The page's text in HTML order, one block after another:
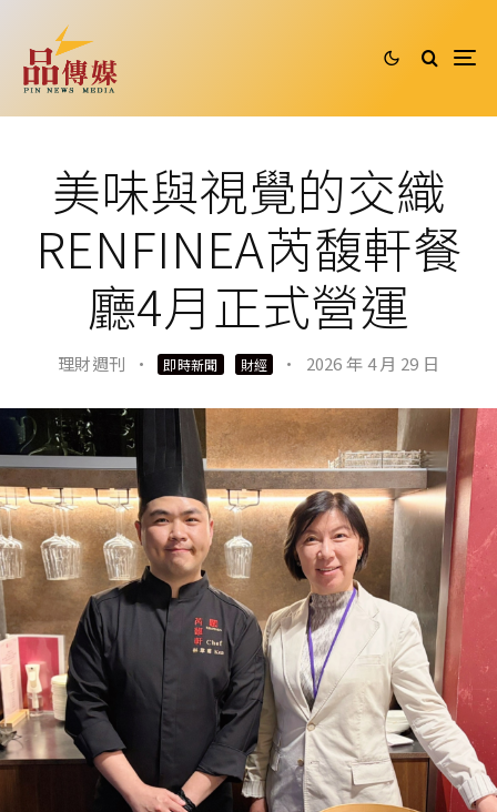
美味與視覺的交織
RENFINEA芮馥軒餐
廳4月正式營運
理財週刊 · 即時新聞 財經 · 2026 年 4 月 29 日